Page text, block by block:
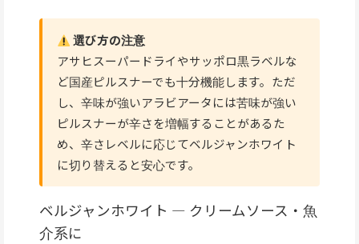
選び方の注意
アサヒスーパードライやサッポロ黒ラベルな
ど国産ピルスナーでも十分機能します。ただ
し、辛味が強いアラビアータには苦味が強い
ピルスナーが辛さを増幅することがあるた
め、辛さレベルに応じてベルジャンホワイト
に切り替えると安心です。
ベルジャンホワイト — クリームソース・魚
介系に